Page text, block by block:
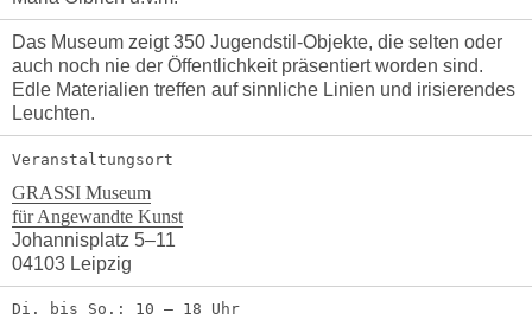
Das Museum zeigt 350 Jugendstil-Objekte, die selten oder
auch noch nie der Öffentlichkeit präsentiert worden sind.
Edle Materialien treffen auf sinnliche Linien und irisierendes
Leuchten.
Veranstaltungsort
GRASSI Museum
für Angewandte Kunst
Johannisplatz 5–11
04103 Leipzig
Di. bis So.: 10 – 18 Uhr